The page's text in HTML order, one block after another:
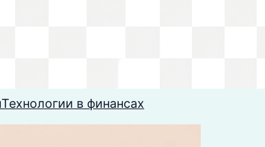
Технологии в финансах